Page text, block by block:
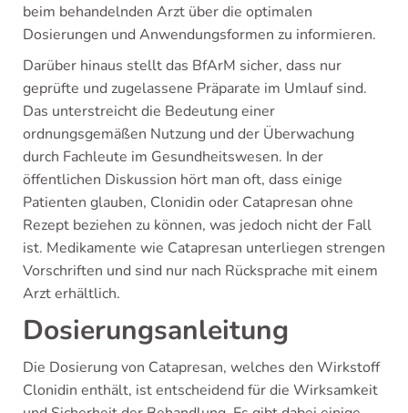
beim behandelnden Arzt über die optimalen
Dosierungen und Anwendungsformen zu informieren.
Darüber hinaus stellt das BfArM sicher, dass nur
geprüfte und zugelassene Präparate im Umlauf sind.
Das unterstreicht die Bedeutung einer
ordnungsgemäßen Nutzung und der Überwachung
durch Fachleute im Gesundheitswesen. In der
öffentlichen Diskussion hört man oft, dass einige
Patienten glauben, Clonidin oder Catapresan ohne
Rezept beziehen zu können, was jedoch nicht der Fall
ist. Medikamente wie Catapresan unterliegen strengen
Vorschriften und sind nur nach Rücksprache mit einem
Arzt erhältlich.
Dosierungsanleitung
Die Dosierung von Catapresan, welches den Wirkstoff
Clonidin enthält, ist entscheidend für die Wirksamkeit